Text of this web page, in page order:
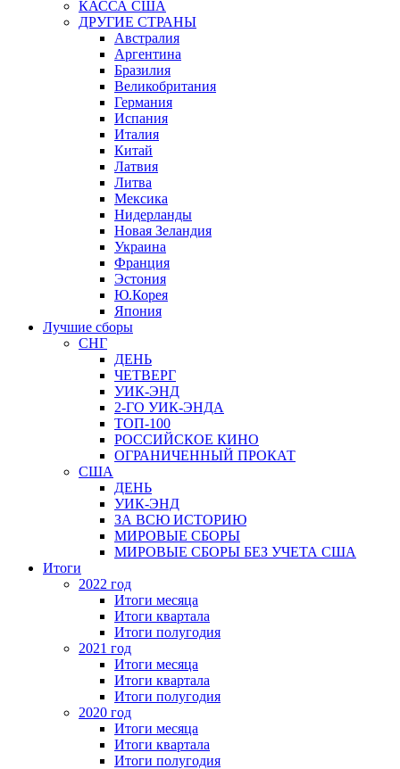
КАССА США
ДРУГИЕ СТРАНЫ
Австралия
Аргентина
Бразилия
Великобритания
Германия
Испания
Италия
Китай
Латвия
Литва
Мексика
Нидерланды
Новая Зеландия
Украина
Франция
Эстония
Ю.Корея
Япония
Лучшие сборы
СНГ
ДЕНЬ
ЧЕТВЕРГ
УИК-ЭНД
2-ГО УИК-ЭНДА
ТОП-100
РОССИЙСКОЕ КИНО
ОГРАНИЧЕННЫЙ ПРОКАТ
США
ДЕНЬ
УИК-ЭНД
ЗА ВСЮ ИСТОРИЮ
МИРОВЫЕ СБОРЫ
МИРОВЫЕ СБОРЫ БЕЗ УЧЕТА США
Итоги
2022 год
Итоги месяца
Итоги квартала
Итоги полугодия
2021 год
Итоги месяца
Итоги квартала
Итоги полугодия
2020 год
Итоги месяца
Итоги квартала
Итоги полугодия